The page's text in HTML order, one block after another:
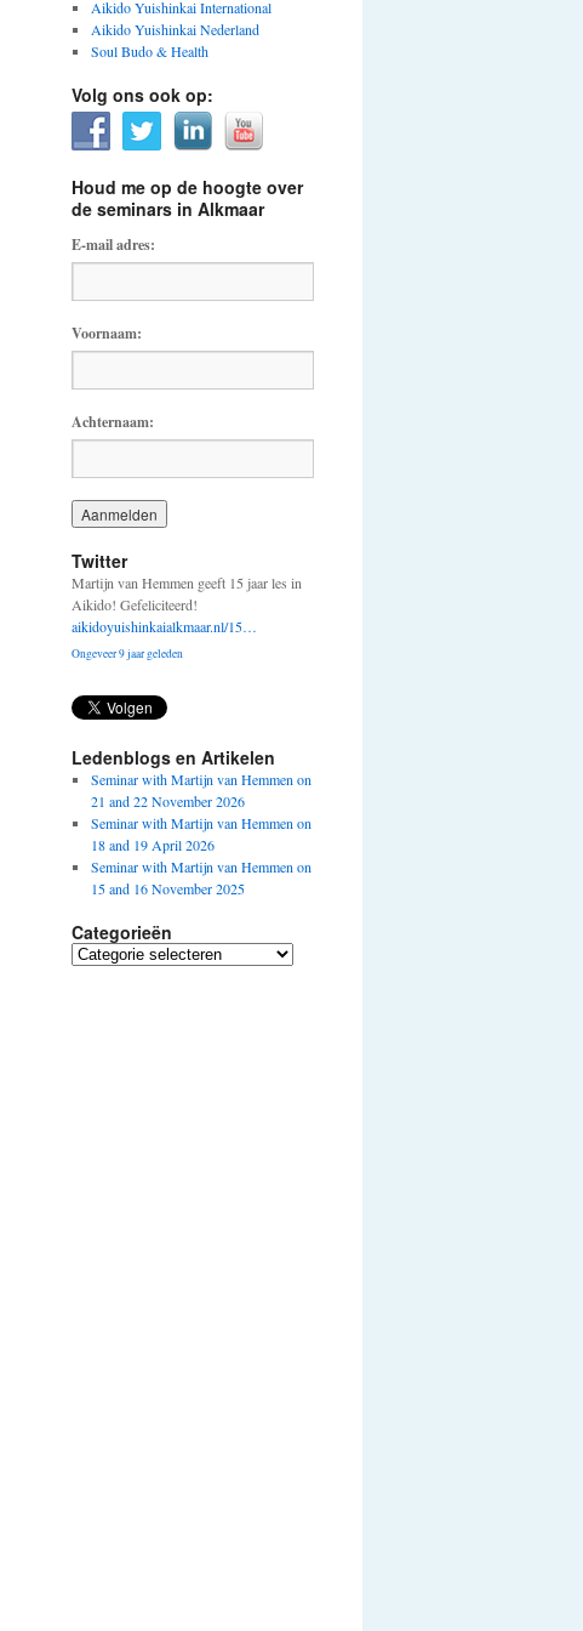
Aikido Yuishinkai International
Aikido Yuishinkai Nederland
Soul Budo & Health
Volg ons ook op:
Houd me op de hoogte over
de seminars in Alkmaar
E-mail adres:
Voornaam:
Achternaam:
Twitter
Martijn van Hemmen geeft 15 jaar les in
Aikido! Gefeliciteerd!
aikidoyuishinkaialkmaar.nl/15…
Ongeveer 9 jaar geleden
Ledenblogs en Artikelen
Seminar with Martijn van Hemmen on
21 and 22 November 2026
Seminar with Martijn van Hemmen on
18 and 19 April 2026
Seminar with Martijn van Hemmen on
15 and 16 November 2025
Categorieën
Categorieën